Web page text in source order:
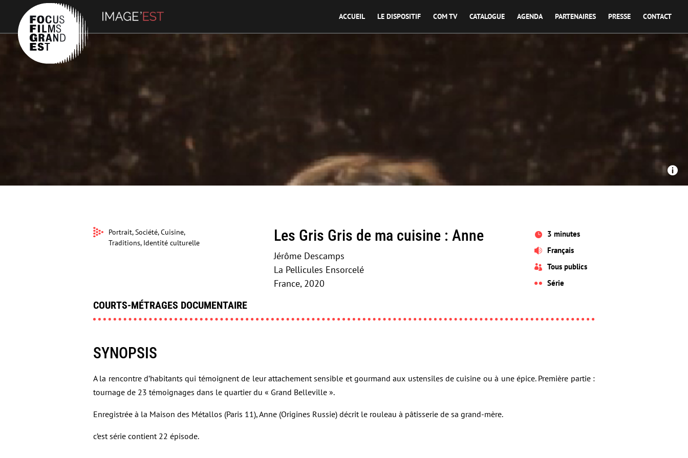
ACCUEIL LE DISPOSITIF COM TV CATALOGUE AGENDA PARTENAIRES PRESSE CONTACT
La Pellicules Ensorcelé - Les Gris Gris de ma cuisine : Anne 
Portrait, Société, Cuisine,
Traditions, Identité culturelle
Les Gris Gris de ma cuisine : Anne
Jérôme Descamps
La Pellicules Ensorcelé
France, 2020
 3 minutes
 Français
 Tous publics
 Série
COURTS-MÉTRAGES DOCUMENTAIRE
SYNOPSIS
A la rencontre d’habitants qui témoignent de leur attachement sensible et gourmand aux ustensiles de cuisine ou à une épice. Première partie :
tournage de 23 témoignages dans le quartier du « Grand Belleville ».
Enregistrée à la Maison des Métallos (Paris 11), Anne (Origines Russie) décrit le rouleau à pâtisserie de sa grand-mère.
c’est série contient 22 épisode.